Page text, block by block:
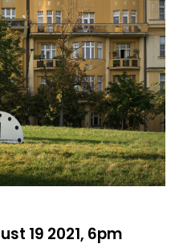
19 2021, 6pm